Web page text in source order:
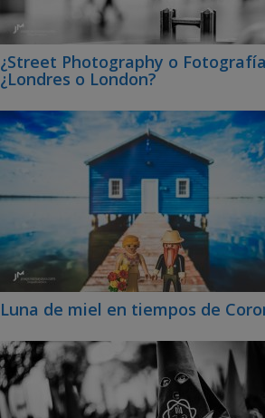
¿Street Photography o
¿Londres o London?
Luna de miel en tiempos de